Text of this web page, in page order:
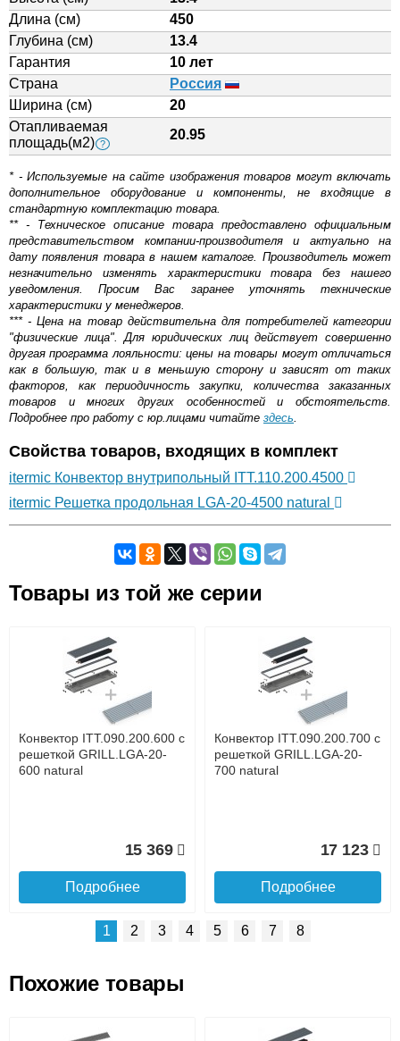
Длина (см)
450
Глубина (см)
13.4
Гарантия
10 лет
Страна
Россия
Ширина (см)
20
Отапливаемая
площадь(м2) ?
20.95
* - Используемые на сайте изображения товаров могут включать
дополнительное оборудование и компоненты, не входящие в
стандартную комплектацию товара.
** - Техническое описание товара предоставлено официальным
представительством компании-производителя и актуально на
дату появления товара в нашем каталоге. Производитель может
незначительно изменять характеристики товара без нашего
уведомления. Просим Вас заранее уточнять технические
характеристики у менеджеров.
*** - Цена на товар действительна для потребителей категории
"физические лица". Для юридических лиц действует совершенно
другая программа лояльности: цены на товары могут отличаться
как в большую, так и в меньшую сторону и зависят от таких
факторов, как периодичность закупки, количества заказанных
товаров и многих других особенностей и обстоятельств.
Подробнее про работу с юр.лицами читайте здесь.
Свойства товаров, входящих в комплект
itermic Конвектор внутрипольный ITT.110.200.4500
itermic Решетка продольная LGA-20-4500 natural
Оставьте отзыв
Доставка сантехники по Москве и Московской области
Наличный расчёт
Банковской картой на сайте в режиме реального
времени
Банковской картой при получении товара как при
доставке, так и самовывозом
Интернет-деньгами (Yandex-деньги, Web-money,
Qiwi-кошельки и другие).
Безналичный расчёт (возможно и с НДС)
Товары из той же серии
Конвектор ITT.090.200.600 с
решеткой GRILL.LGA-20-
600 natural
15 369
Подробнее
Конвектор ITT.090.200.700 с
решеткой GRILL.LGA-20-
700 natural
17 123
Подробнее
Конвектор ITT.090.200.1400 Конвектор ITT.090.200.1300
1 2 3 4 5 6 7 8
Похожие товары